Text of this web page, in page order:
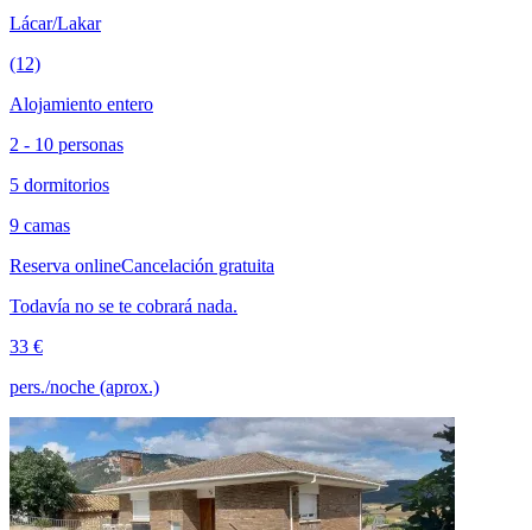
Lácar/Lakar
(12)
Alojamiento entero
2 - 10 personas
5 dormitorios
9 camas
Reserva onlineCancelación gratuita
Todavía no se te cobrará nada.
33 €
pers./noche (aprox.)